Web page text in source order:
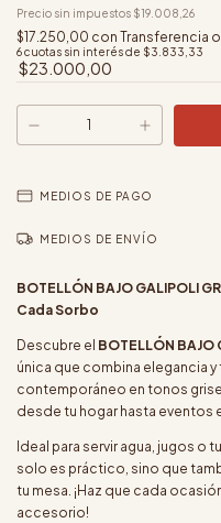
$23.000,00
6cuotas sin interés de $3.833,33
Precio sin impuestos $19.008,26
$17.250,00 con Transferencia
MEDIOS DE PAGO
MEDIOS DE ENVÍO
BOTELLÓN BAJO GALIPOLI
Cada Sorbo
Descubre el BOTELLÓN BAJO
única que combina elegancia
contemporáneo en tonos
desde tu hogar hasta eventos
Ideal para servir agua, jugos
solo es práctico, sino que
tu mesa. ¡Haz que cada
accesorio!